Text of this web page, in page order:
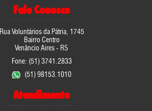
Fale Conosco
Rua Voluntários da Pátria, 1745
Bairro Centro
Venâncio Aires - RS
Fone: (51) 3741.2833
(51) 98153.1010
Atendimento